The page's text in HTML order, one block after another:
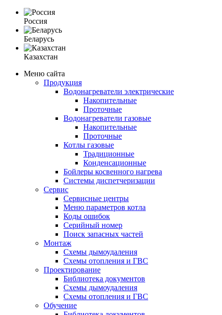
Россия
Беларусь
Казахстан
Меню сайта
Продукция
Водонагреватели электрические
Накопительные
Проточные
Водонагреватели газовые
Накопительные
Проточные
Котлы газовые
Традиционные
Конденсационные
Бойлеры косвенного нагрева
Системы диспетчеризации
Сервис
Сервисные центры
Меню параметров котла
Коды ошибок
Серийный номер
Поиск запасных частей
Монтаж
Схемы дымоудаления
Схемы отопления и ГВС
Проектирование
Библиотека документов
Схемы дымоудаления
Схемы отопления и ГВС
Обучение